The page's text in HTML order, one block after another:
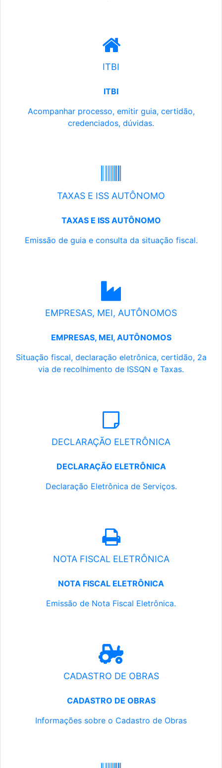
ITBI
ITBI
Acompanhar processo, emitir guia, certidão,
credenciados, dúvidas.
TAXAS E ISS AUTÔNOMO
TAXAS E ISS AUTÔNOMO
Emissão de guia e consulta da situação fiscal.
EMPRESAS, MEI, AUTÔNOMOS
EMPRESAS, MEI, AUTÔNOMOS
Situação fiscal, declaração eletrônica, certidão, 2a
via de recolhimento de ISSQN e Taxas.
DECLARAÇÃO ELETRÔNICA
DECLARAÇÃO ELETRÔNICA
Declaração Eletrônica de Serviços.
NOTA FISCAL ELETRÔNICA
NOTA FISCAL ELETRÔNICA
Emissão de Nota Fiscal Eletrônica.
CADASTRO DE OBRAS
CADASTRO DE OBRAS
Informações sobre o Cadastro de Obras